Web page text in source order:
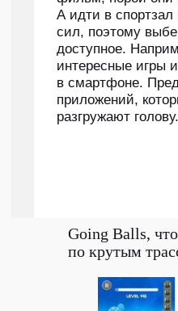
Going Balls,
по крутым